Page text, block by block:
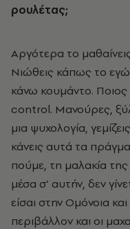
ρουλέτας;
Αργότερα το
Νιώθεις κάπως το
κάνω κουµάντο. Ποιος
control. Μανούρες,
µια ψυχολογία,
κάνεις αυτά τα
πούµε, τη µαλακία της
µέσα σ’ αυτήν, δεν
είσαι στην Οµόνοια
περιβάλλον και οι